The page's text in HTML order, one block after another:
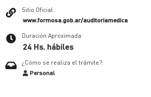
Sitio Oficial:
www.formosa.gob.ar/auditoriamedica
Duración Aproximada:
24 Hs. hábiles
¿Cómo se realiza el trámite?:
Personal